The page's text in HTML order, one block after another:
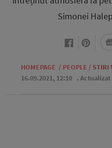
Simonei
HOMEPAGE / PEOPLE / STIRI
16.09.2021, 12:10 . Actualizat